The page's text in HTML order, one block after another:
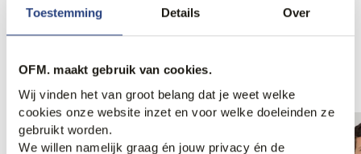
Toestemming Details Over
OFM. maakt gebruik van cookies.
Wij vinden het van groot belang dat je weet welke
cookies onze website inzet en voor welke doeleinden ze
gebruikt worden.
We willen namelijk graag én jouw privacy én de
Anderen bekeken ook